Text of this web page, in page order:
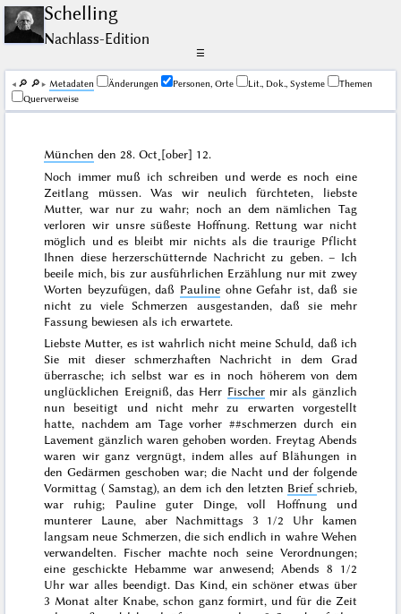
Schelling
Nachlass-Edition
☰
🔎︎ 🔎︎ Me­ta­da­ten Änderungen Personen, Orte Lit., Dok., Systeme
Themen
Querverweise
München den28. Oct˖[ober] 12.
Noch immer muß ich schreiben und werde es noch eine
Zeitlang müssen. Was wir neulich fürchteten, liebste
Mutter, war nur zu wahr; noch an dem nämlichen Tag
verloren wir unsre süßeste Hoffnung. Rettung war nicht
möglich und es bleibt mir nichts als die traurige Pflicht
Ihnen diese herzerschütternde Nachricht zu geben. – Ich
beeile mich, bis zur ausführlichen Erzählung nur mit zwey
Worten beyzufügen, daß Paulineohne Gefahr ist, daß sie
nicht zu viele Schmerzen ausgestanden, daß sie mehr
Fassung bewiesen als ich erwartete.
Liebste Mutter, es ist wahrlich nicht meine Schuld, daß ich
Sie mit dieser schmerzhaften Nachricht in demGrad
überrasche; ich selbst war es in noch höherem von dem
unglücklichen Ereigniß, das Herr Fischermir als gänzlich
nun beseitigt und nicht mehr zu erwarten vorgestellt
hatte, nachdem am Tage vorher ##schmerzen durch ein
Lavement gänzlich waren gehoben worden. Freytag Abends
waren wir ganz vergnügt, indem alles auf Blähungen in
den Gedärmen geschoben war; die Nacht und der folgende
Vormittag (Samstag), an dem ich den letzten Brief schrieb,
war ruhig; Pauline guter Dinge, voll Hoffnung und
munterer Laune, aber Nachmittags 3 1/2 Uhr kamen
langsam neue Schmerzen, die sich endlich in wahre Wehen
verwandelten. Fischer machte noch seine Verordnungen;
eine geschickte Hebamme war anwesend; Abends 8 1/2
Uhr war alles beendigt. Das Kind, ein schöner etwas über
3 Monat alter Knabe, schon ganz formirt, und für die Zeit